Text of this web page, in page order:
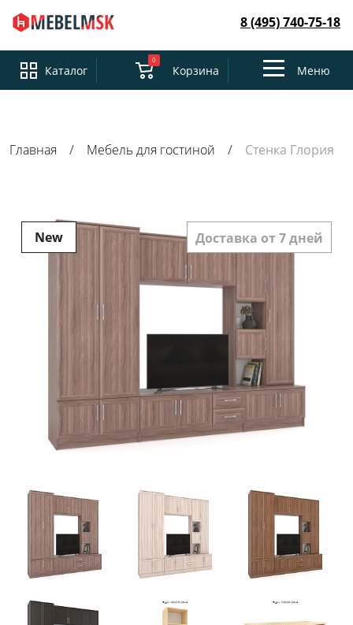
8 (495) 740-75-18
Каталог
0
Корзина
ToggleМеню
Главная Мебель для гостиной Стенка Глория
New Доставка от 7 дней